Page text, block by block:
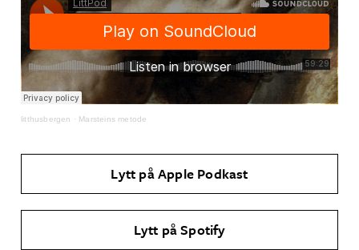
litthusbergen · Marsteins metode
Lytt på Apple Podkast
Lytt på Spotify